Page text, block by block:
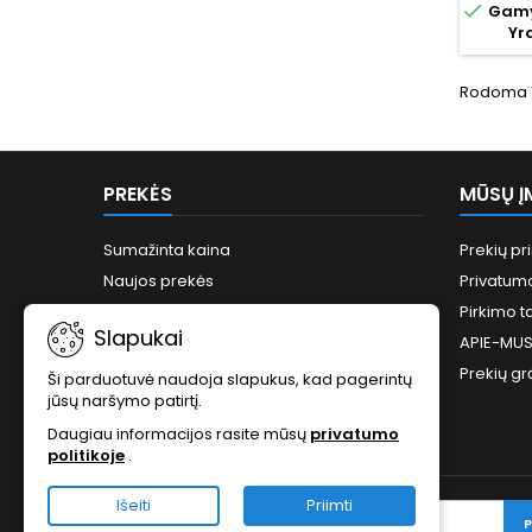

Rodoma
PREKĖS
Sumažinta kaina
Naujos prekės
Perkamiausios prekės
Svetainės žemėlapis
MŪSŲ
Prekių
Pirkimo
APIE-MUS
Prekių
Slapukai
Ši parduotuvė naudoja slapukus, kad pagerintų
jūsų naršymo patirtį.
Daugiau informacijos rasite mūsų privatumo
politikoje .
Išeiti Priimti
NAUJĖLAIŠKIS